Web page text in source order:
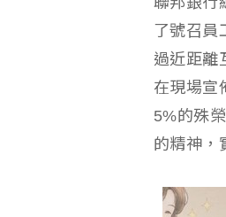
了號召員
過近距離
在現場宣
5%的殊
的精神，